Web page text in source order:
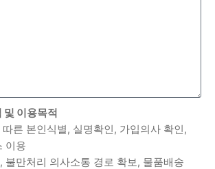
및 이용목적
른 본인식별, 실명확인, 가입의사 확인,
이용
불만처리 의사소통 경로 확보, 물품배송